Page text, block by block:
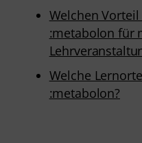
Welchen Vorteil
:metabolon für
Welche
:metabolon?